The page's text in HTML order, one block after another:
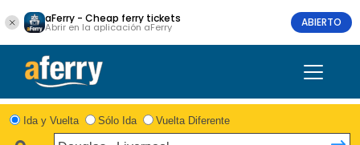
aFerry - Cheap ferry tickets
Abrir en la aplicación aFerry ABIERTO
Ida y Vuelta Sólo Ida Vuelta Diferente